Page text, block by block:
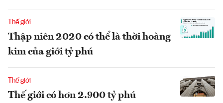
Thế giới
Thập niên 2020 có thể là thời hoàng
kim của giới tỷ phú
Thế giới
Thế giới có hơn 2.900 tỷ phú